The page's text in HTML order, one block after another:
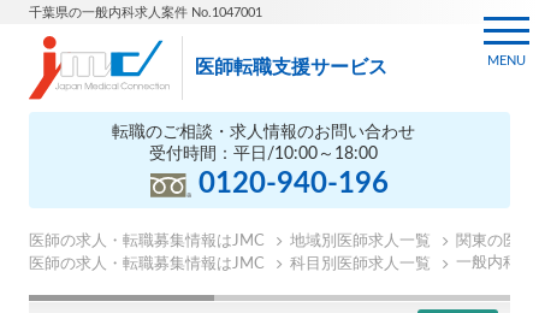
千葉県の一般内科求人案件 No.1047001
医師転職支援サービス
転職のご相談・求人情報のお問い合わせ
受付時間：平日/10:00～18:00
0120-940-196
MENU
医師の求人・転職募集情報はJMC 地域別医師求人一覧
関東の医師
医師の求人・転職募集情報はJMC
科目別医師求人一覧 一般内科の